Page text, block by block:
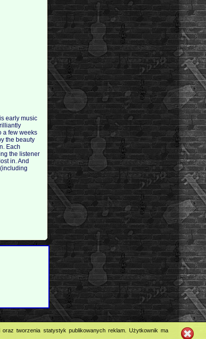
early music
a few weeks
the beauty
Each
the listener
in. And
tworzenia statystyk publikowanych reklam. Użytkownik ma